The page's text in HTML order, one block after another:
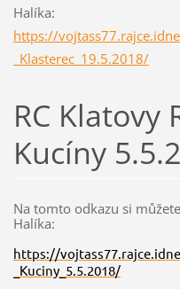
Halíka:
https://
_Klasterec_19.5.2018/
RC Klatovy
Kucíny
Na tomto odkazu si
Halíka:
https://
_Kuciny_5.5.2018/